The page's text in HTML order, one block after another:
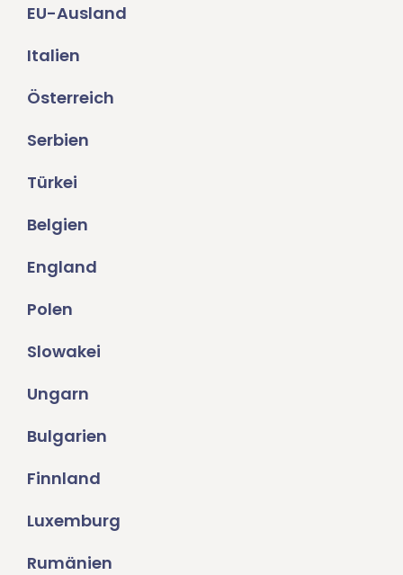
EU-Ausland
Italien
Österreich
Serbien
Türkei
Belgien
England
Polen
Slowakei
Ungarn
Bulgarien
Finnland
Luxemburg
Rumänien